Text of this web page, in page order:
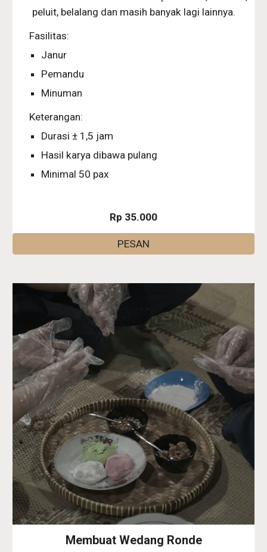
peluit, belalang dan masih banyak lagi lainnya.
Fasilitas:
Janur
Pemandu
Minuman
Keterangan:
Durasi ± 1,5 jam
Hasil karya dibawa pulang
Minimal 50 pax
Rp 35.000
PESAN
Membuat Wedang Ronde